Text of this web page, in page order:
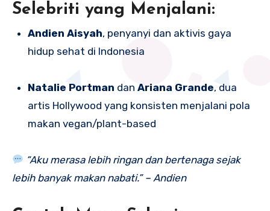
Selebriti yang Menjalani:
Andien Aisyah, penyanyi dan aktivis gaya
hidup sehat di Indonesia
Natalie Portman dan Ariana Grande, dua
artis Hollywood yang konsisten menjalani pola
makan vegan/plant-based
“Aku merasa lebih ringan dan bertenaga sejak
lebih banyak makan nabati.” – Andien